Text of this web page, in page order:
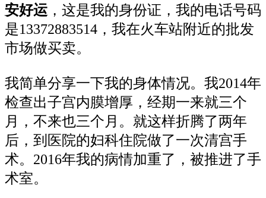
安好运 ，这是我的身份证，我的电话号码
是13372883514，我在火车站附近的批发
市场做买卖。
我简单分享一下我的身体情况。我2014年
检查出子宫内膜增厚，经期一来就三个
月，不来也三个月。就这样折腾了两年
后，到医院的妇科住院做了一次清宫手
术。2016年我的病情加重了，被推进了手
术室。